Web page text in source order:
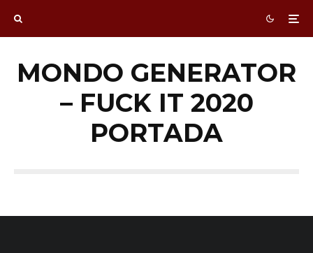
MONDO GENERATOR
– FUCK IT 2020
PORTADA